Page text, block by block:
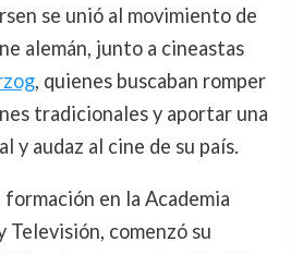
se unió al movimiento de
alemán, junto a cineastas
, quienes buscaban romper
tradicionales y aportar una
y audaz al cine de su país.
en la Academia
Televisión, comenzó su